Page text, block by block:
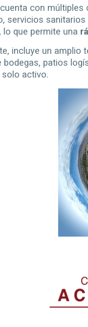
con
servicios
lo que permite una
incluye un amplio
bodegas, patios
solo activo.